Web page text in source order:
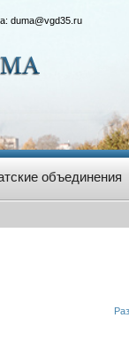
duma@vgd35.ru
объединения